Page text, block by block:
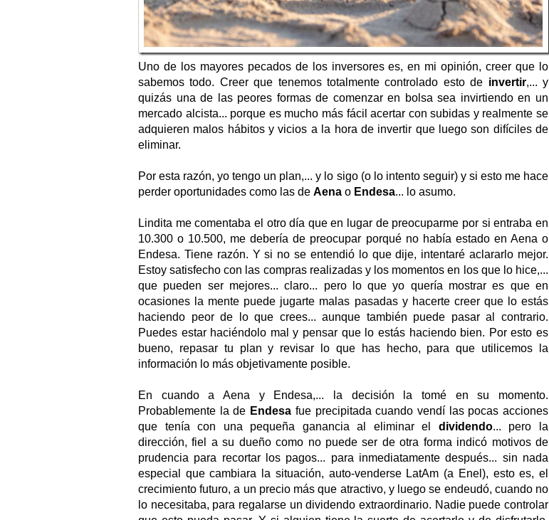
Uno de los mayores pecados de los inversores es, en mi opinión, creer que lo
sabemos todo. Creer que tenemos totalmente controlado esto de invertir,... y
quizás una de las peores formas de comenzar en bolsa sea invirtiendo en un
mercado alcista... porque es mucho más fácil acertar con subidas y realmente se
adquieren malos hábitos y vicios a la hora de invertir que luego son difíciles de
eliminar.
Por esta razón, yo tengo un plan,... y lo sigo (o lo intento seguir) y si esto me hace
perder oportunidades como las de Aena o Endesa... lo asumo.
Lindita me comentaba el otro día que en lugar de preocuparme por si entraba en
10.300 o 10.500, me debería de preocupar porqué no había estado en Aena o
Endesa. Tiene razón. Y si no se entendió lo que dije, intentaré aclararlo mejor.
Estoy satisfecho con las compras realizadas y los momentos en los que lo hice,...
que pueden ser mejores... claro... pero lo que yo quería mostrar es que en
ocasiones la mente puede jugarte malas pasadas y hacerte creer que lo estás
haciendo peor de lo que crees... aunque también puede pasar al contrario.
Puedes estar haciéndolo mal y pensar que lo estás haciendo bien. Por esto es
bueno, repasar tu plan y revisar lo que has hecho, para que utilicemos la
información lo más objetivamente posible.
En cuando a Aena y Endesa,... la decisión la tomé en su momento.
Probablemente la de Endesa fue precipitada cuando vendí las pocas acciones
que tenía con una pequeña ganancia al eliminar el dividendo... pero la
dirección, fiel a su dueño como no puede ser de otra forma indicó motivos de
prudencia para recortar los pagos... para inmediatamente después... sin nada
especial que cambiara la situación, auto-venderse LatAm (a Enel), esto es, el
crecimiento futuro, a un precio más que atractivo, y luego se endeudó, cuando no
lo necesitaba, para regalarse un dividendo extraordinario. Nadie puede controlar